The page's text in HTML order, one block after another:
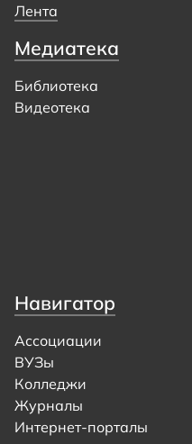
Лента
Медиатека
Библиотека
Видеотека
Навигатор
Ассоциации
ВУЗы
Колледжи
Журналы
Интернет-порталы